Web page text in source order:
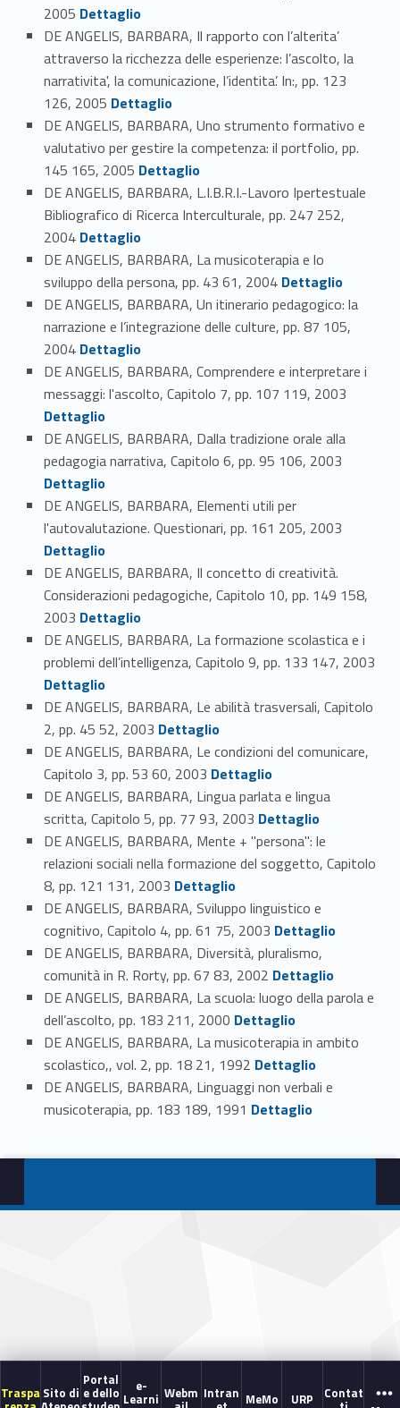
Traspa Sito di
Portal
e dello e-
Learni Webm Intran MeMo URP Contat
2005 Link identifier #identifier_person_81762-117
Dettaglio
DE ANGELIS, BARBARA, Il rapporto con l’alterita’
attraverso la ricchezza delle esperienze: l’ascolto, la
narrativita', la comunicazione, l’identita’. In:, pp. 123
126, 2005 Link identifier #identifier_person_89751-118
Dettaglio
DE ANGELIS, BARBARA, Uno strumento formativo e
valutativo per gestire la competenza: il portfolio, pp.
145 165, 2005 Link identifier #identifier_person_22121-119
Dettaglio
DE ANGELIS, BARBARA, L.I.B.R.I.-Lavoro Ipertestuale
Bibliografico di Ricerca Interculturale, pp. 247 252,
2004Link identifier #identifier_person_17710-120
Dettaglio
DE ANGELIS, BARBARA, La musicoterapia e lo
sviluppo della persona, pp. 43 61, 2004 Link identifier #identifier_person_143819-121
Dettaglio
DE ANGELIS, BARBARA, Un itinerario pedagogico: la
narrazione e l’integrazione delle culture, pp. 87 105,
2004 Link identifier #identifier_person_17735-122
Dettaglio
DE ANGELIS, BARBARA, Comprendere e interpretare i
messaggi: l'ascolto, Capitolo 7, pp. 107 119, 2003
Dettaglio
DE ANGELIS, BARBARA, Dalla tradizione orale alla
pedagogia narrativa, Capitolo 6, pp. 95 106, 2003
Dettaglio
DE ANGELIS, BARBARA, Elementi utili per
l'autovalutazione. Questionari, pp. 161 205, 2003
Dettaglio
DE ANGELIS, BARBARA, Il concetto di creatività.
Considerazioni pedagogiche, Capitolo 10, pp. 149 158,
2003 Link identifier #identifier_person_97835-126
Dettaglio
DE ANGELIS, BARBARA, La formazione scolastica e i
problemi dell’intelligenza, Capitolo 9, pp. 133 147, 2003
Link identifier #identifier_person_163-127
Dettaglio
DE ANGELIS, BARBARA, Le abilità trasversali, Capitolo
2, pp. 45 52, 2003 Link identifier #identifier_person_68007-128
Dettaglio
DE ANGELIS, BARBARA, Le condizioni del comunicare,
Capitolo 3, pp. 53 60, 2003 Link identifier #identifier_person_99605-129
Dettaglio
DE ANGELIS, BARBARA, Lingua parlata e lingua
scritta, Capitolo 5, pp. 77 93, 2003 Link identifier #identifier_person_103347-130
Dettaglio
DE ANGELIS, BARBARA, Mente + "persona": le
relazioni sociali nella formazione del soggetto, Capitolo
8, pp. 121 131, 2003 Link identifier #identifier_person_127767-131
Dettaglio
DE ANGELIS, BARBARA, Sviluppo linguistico e
cognitivo, Capitolo 4, pp. 61 75, 2003 Link identifier #identifier_person_104777-132
Dettaglio
DE ANGELIS, BARBARA, Diversità, pluralismo,
comunità in R. Rorty, pp. 67 83, 2002 Link identifier #identifier_person_126451-133
Dettaglio
DE ANGELIS, BARBARA, La scuola: luogo della parola e
dell’ascolto, pp. 183 211, 2000 Link identifier #identifier_person_60417-134
Dettaglio
DE ANGELIS, BARBARA, La musicoterapia in ambito
scolastico,, vol. 2, pp. 18 21, 1992 Link identifier #identifier_person_68410-135
Dettaglio
DE ANGELIS, BARBARA, Linguaggi non verbali e
musicoterapia, pp. 183 189, 1991 Link identifier #identifier_person_152616-136
Dettaglio